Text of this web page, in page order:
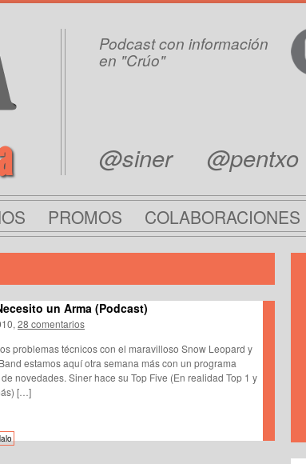
Podcast con información
en "Crúo"
@siner @pentxo
PROMOS COLABORACIONES
un Arma (Podcast)
28 comentarios
problemas técnicos con el maravilloso Snow Leopard y
estamos aquí otra semana más con un programa
novedades. Siner hace su Top Five (En realidad Top 1 y
[…]